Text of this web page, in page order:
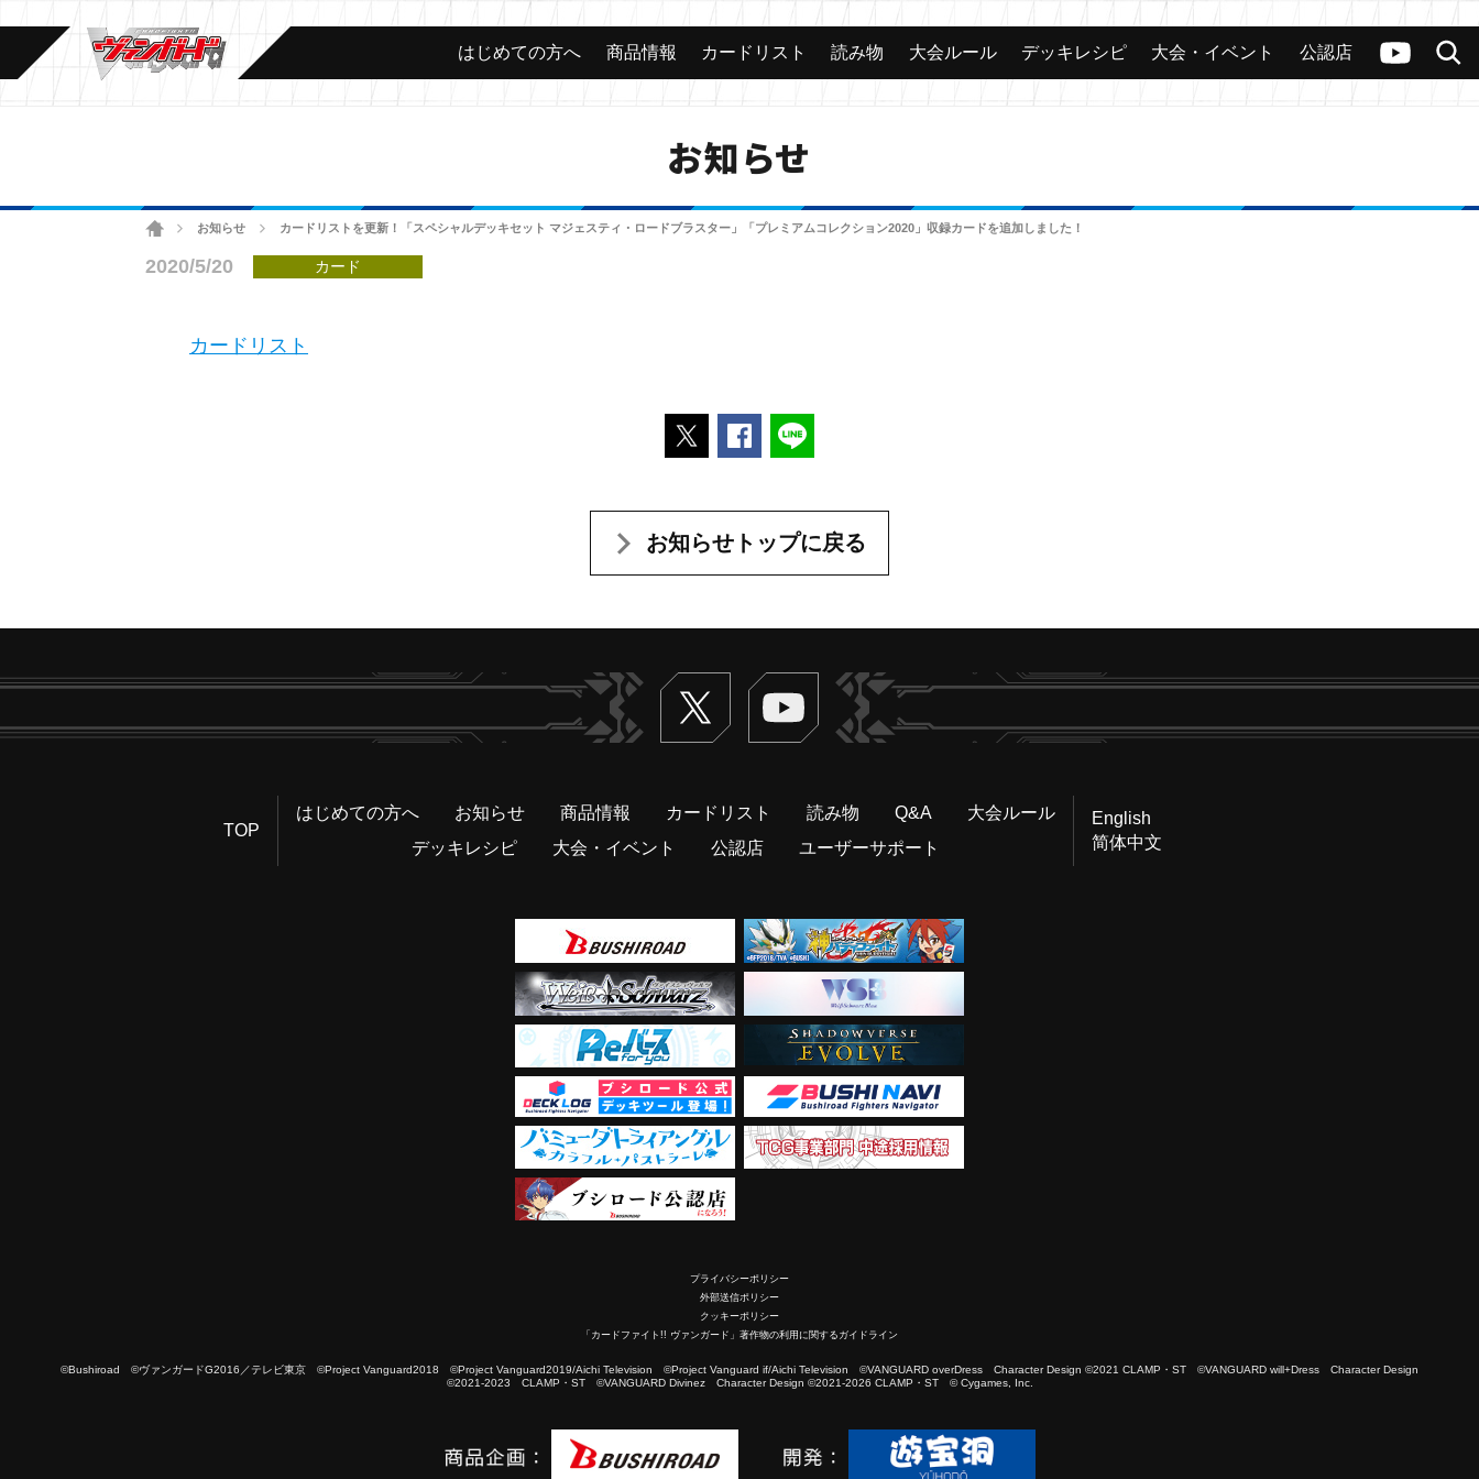
ヴァンガードch
検索
カード 大会 公認店舗 その他
はじめての方へ 商品情報 カードリスト 読み物 大会ルール デッキレシピ 大会・イベント 公認店
お知らせ
ホームお知らせ カードリストを更新！「スペシャルデッキセット マジェスティ・ロードブラスター」「プレミアムコレクション2020」収録カードを追加しました！
2020/5/20 カード
カードリスト
ポストするFacebookでシェアする
お知らせトップに戻る
Twitter ヴァンガードch
TOP
はじめての方へ お知らせ 商品情報 カードリスト 読み物 Q&A
大会ルール
デッキレシピ
大会・イベント 公認店 ユーザーサポート
English
简体中文
プライバシーポリシー
外部送信ポリシー
クッキーポリシー
「カードファイト!! ヴァンガード」著作物の利用に関するガイドライン
©Bushiroad ©ヴァンガードG2016／テレビ東京 ©Project Vanguard2018 ©Project Vanguard2019/Aichi Television ©Project Vanguard if/Aichi Television ©VANGUARD overDress Character Design ©2021 CLAMP・ST ©VANGUARD will+Dress Character Design
©2021-2023 CLAMP・ST ©VANGUARD Divinez Character Design ©2021-2026 CLAMP・ST © Cygames, Inc.